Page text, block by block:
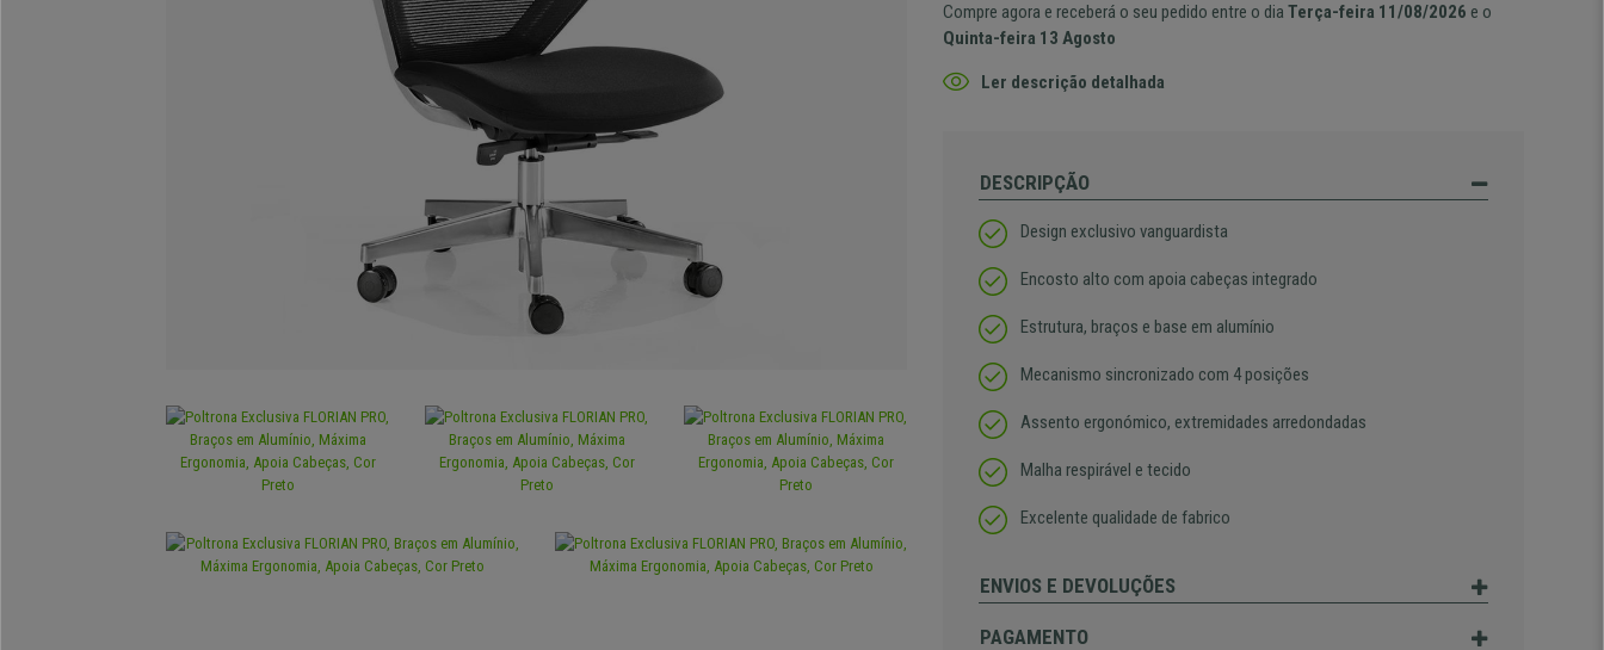
Compre agora e receberá o seu pedido entre o diaTerça-feira 11/08/2026 e o
Quinta-feira 13 Agosto
Ler descrição detalhada
DESCRIPÇÃO
Design exclusivo vanguardista
Encosto alto com apoia cabeças integrado
Estrutura, braços e base em alumínio
Mecanismo sincronizado com 4 posições
Assento ergonómico, extremidades arredondadas
Malha respirável e tecido
Excelente qualidade de fabrico
ENVIOS E DEVOLUÇÕES
PAGAMENTO